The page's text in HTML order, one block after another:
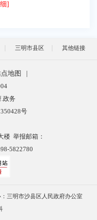
]
三明市县区 其他链接
地图
政务
号
楼 举报邮箱：
5822780
三明市沙县区人民政府办公室